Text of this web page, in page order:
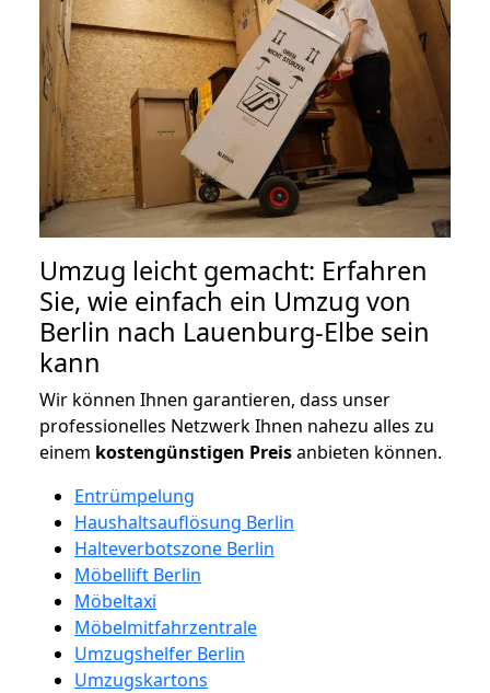
Umzug leicht gemacht: Erfahren
Sie, wie einfach ein Umzug von
Berlin nach Lauenburg-Elbe sein
kann
Wir können Ihnen garantieren, dass unser
professionelles Netzwerk Ihnen nahezu alles zu
einem kostengünstigen Preisanbieten können.
Entrümpelung
Haushaltsauflösung Berlin
Halteverbotszone Berlin
Möbellift Berlin
Möbeltaxi
Möbelmitfahrzentrale
Umzugshelfer Berlin
Umzugskartons